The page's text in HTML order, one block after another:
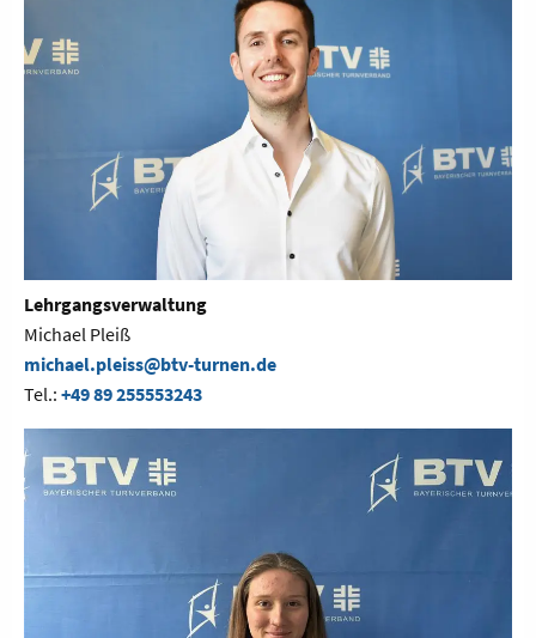
Lehrgangsverwaltung
Michael Pleiß
michael.pleiss@btv-turnen.de
Tel.: +49 89 255553243